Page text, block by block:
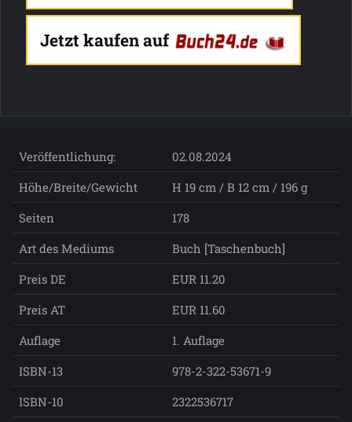
Jetzt kaufen auf
Veröffentlichung:
02.08.2024
Höhe/Breite/Gewicht
H 19 cm / B 12 cm / 196 g
Seiten
178
Art des Mediums
Buch [Taschenbuch]
Preis DE
EUR 11.20
Preis AT
EUR 11.60
Auflage
1. Auflage
ISBN-13
978-2-322-53671-9
ISBN-10
2322536717